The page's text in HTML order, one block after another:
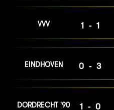
VVV 1-1
EINDHOVEN 0-3
DORDRECHT '90 1-0